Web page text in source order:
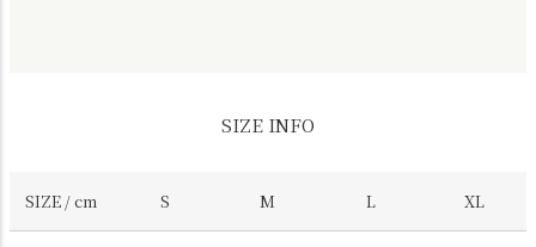
SIZE INFO
SIZE / cm S M L XL